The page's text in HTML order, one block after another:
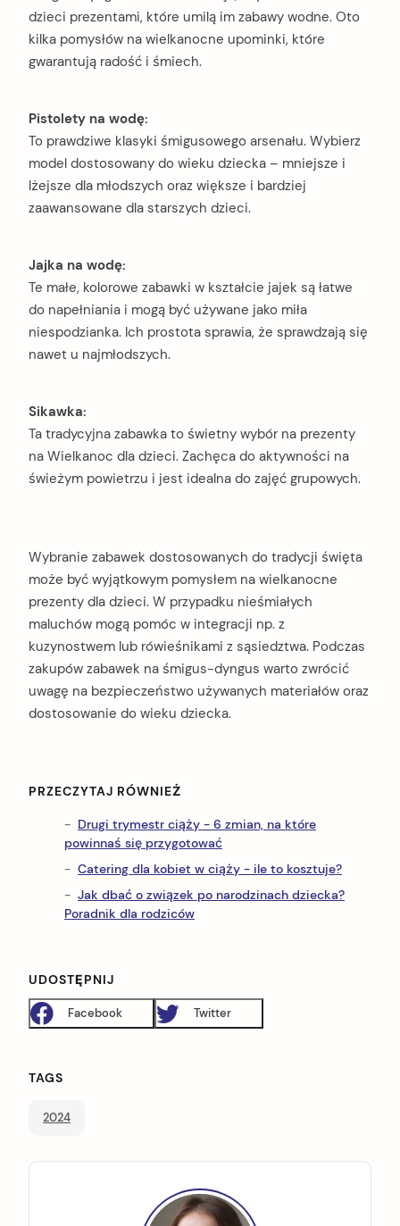
dzieci prezentami, które umilą im zabawy wodne. Oto
kilka pomysłów na wielkanocne upominki, które
gwarantują radość i śmiech.
Pistolety na wodę:
To prawdziwe klasyki śmigusowego arsenału. Wybierz
model dostosowany do wieku dziecka – mniejsze i
lżejsze dla młodszych oraz większe i bardziej
zaawansowane dla starszych dzieci.
Jajka na wodę:
Te małe, kolorowe zabawki w kształcie jajek są łatwe
do napełniania i mogą być używane jako miła
niespodzianka. Ich prostota sprawia, że sprawdzają się
nawet u najmłodszych.
Sikawka:
Ta tradycyjna zabawka to świetny wybór na prezenty
na Wielkanoc dla dzieci. Zachęca do aktywności na
świeżym powietrzu i jest idealna do zajęć grupowych.
Wybranie zabawek dostosowanych do tradycji święta
może być wyjątkowym pomysłem na wielkanocne
prezenty dla dzieci. W przypadku nieśmiałych
maluchów mogą pomóc w integracji np. z
kuzynostwem lub rówieśnikami z sąsiedztwa. Podczas
zakupów zabawek na śmigus-dyngus warto zwrócić
uwagę na bezpieczeństwo używanych materiałów oraz
dostosowanie do wieku dziecka.
PRZECZYTAJ RÓWNIEŻ
Drugi trymestr ciąży - 6 zmian, na które
powinnaś się przygotować
Catering dla kobiet w ciąży - ile to kosztuje?
Jak dbać o związek po narodzinach dziecka?
Poradnik dla rodziców
UDOSTĘPNIJ
Facebook Twitter
TAGS
2024